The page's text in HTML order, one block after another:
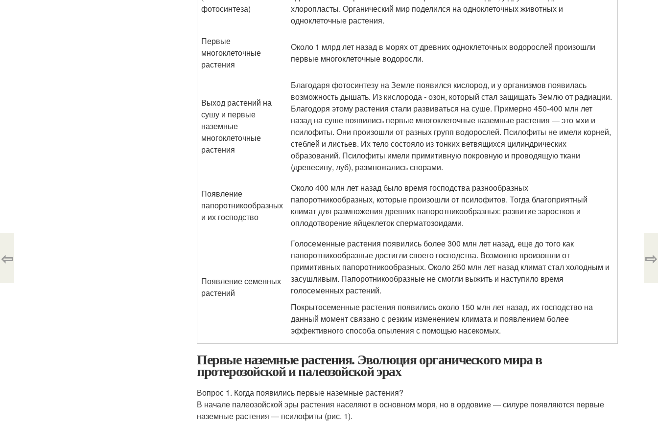
фотосинтеза)
хлоропласты. Органический мир поделился на одноклеточных животных и
одноклеточные растения.
Первые
многоклеточные
растения
Около 1 млрд лет назад в морях от древних одноклеточных водорослей произошли
первые многоклеточные водоросли.
Выход растений на
сушу и первые
наземные
многоклеточные
растения
Благодаря фотосинтезу на Земле появился кислород, и у организмов появилась
возможность дышать. Из кислорода - озон, который стал защищать Землю от радиации.
Благодоря этому растения стали развиваться на суше. Примерно 450-400 млн лет
назад на суше появились первые многоклеточные наземные растения — это мхи и
псилофиты. Они произошли от разных групп водорослей. Псилофиты не имели корней,
стеблей и листьев. Их тело состояло из тонких ветвящихся цилиндрических
образований. Псилофиты имели примитивную покровную и проводящую ткани
(древесину, луб), размножались спорами.
Появление
папоротникообразных
и их господство
Около 400 млн лет назад было время господства разнообразных
папоротникообразных, которые произошли от псилофитов. Тогда благоприятный
климат для размножения древних папоротникообразных: развитие заростков и
оплодотворение яйцеклеток сперматозоидами.
Появление семенных
растений
Голосеменные растения появились более 300 млн лет назад, еще до того как
папоротникообразные достигли своего господства. Возможно произошли от
примитивных папоротникообразных. Около 250 млн лет назад климат стал холодным и
засушливым. Папоротникообразные не смогли выжить и наступило время
голосеменных растений.
Покрытосеменные растения появились около 150 млн лет назад, их господство на
данный момент связано с резким изменением климата и появлением более
эффективного способа опыления с помощью насекомых.
Первые наземные растения. Эволюция органического мира в
протерозойской и палеозойской эрах
Вопрос 1. Когда появились первые наземные растения?
В начале палеозойской эры растения населяют в основном моря, но в ордовике — силуре появляются первые
наземные растения — псилофиты (рис. 1).
⇦ ⇨